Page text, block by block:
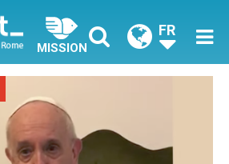
MISSION
FR